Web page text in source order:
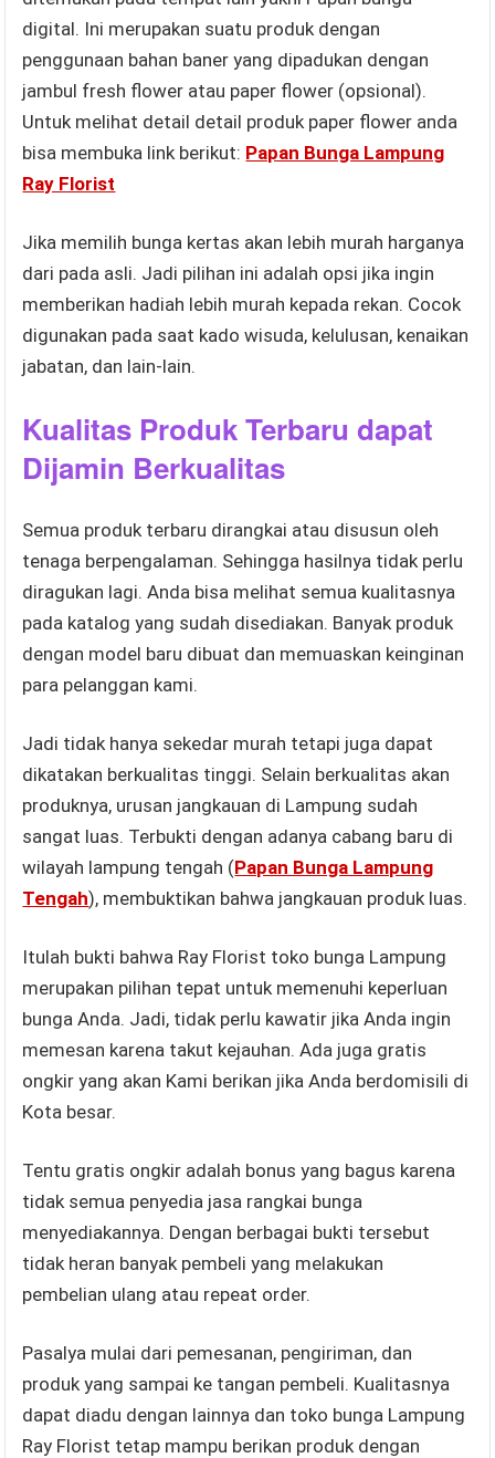
digital. Ini merupakan suatu produk dengan
penggunaan bahan baner yang dipadukan dengan
jambul fresh flower atau paper flower (opsional).
Untuk melihat detail detail produk paper flower anda
bisa membuka link berikut: Papan Bunga Lampung
Ray Florist
Jika memilih bunga kertas akan lebih murah harganya
dari pada asli. Jadi pilihan ini adalah opsi jika ingin
memberikan hadiah lebih murah kepada rekan. Cocok
digunakan pada saat kado wisuda, kelulusan, kenaikan
jabatan, dan lain-lain.
Kualitas Produk Terbaru dapat
Dijamin Berkualitas
Semua produk terbaru dirangkai atau disusun oleh
tenaga berpengalaman. Sehingga hasilnya tidak perlu
diragukan lagi. Anda bisa melihat semua kualitasnya
pada katalog yang sudah disediakan. Banyak produk
dengan model baru dibuat dan memuaskan keinginan
para pelanggan kami.
Jadi tidak hanya sekedar murah tetapi juga dapat
dikatakan berkualitas tinggi. Selain berkualitas akan
produknya, urusan jangkauan di Lampung sudah
sangat luas. Terbukti dengan adanya cabang baru di
wilayah lampung tengah (Papan Bunga Lampung
Tengah), membuktikan bahwa jangkauan produk luas.
Itulah bukti bahwa Ray Florist toko bunga Lampung
merupakan pilihan tepat untuk memenuhi keperluan
bunga Anda. Jadi, tidak perlu kawatir jika Anda ingin
memesan karena takut kejauhan. Ada juga gratis
ongkir yang akan Kami berikan jika Anda berdomisili di
Kota besar.
Tentu gratis ongkir adalah bonus yang bagus karena
tidak semua penyedia jasa rangkai bunga
menyediakannya. Dengan berbagai bukti tersebut
tidak heran banyak pembeli yang melakukan
pembelian ulang atau repeat order.
Pasalya mulai dari pemesanan, pengiriman, dan
produk yang sampai ke tangan pembeli. Kualitasnya
dapat diadu dengan lainnya dan toko bunga Lampung
Ray Florist tetap mampu berikan produk dengan